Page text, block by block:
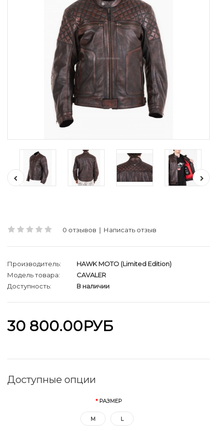
0 отзывов | Написать отзыв
Производитель:
HAWK MOTO (Limited Edition)
Модель товара:
CAVALER
Доступность:
В наличии
30 800.00РУБ
Доступные опции
РАЗМЕР
M L